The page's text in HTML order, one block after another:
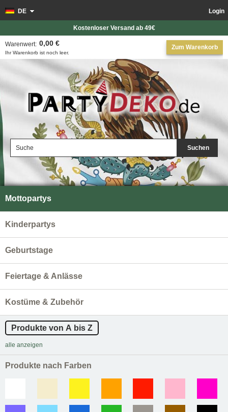
Suchen
Login
DE
Zum Warenkorb
Ihr Warenkorb ist noch leer.
Warenwert: 0,00 €
Kostenloser Versand ab 49€
Mottopartys
Kinderpartys
Geburtstage
Feiertage & Anlässe
Kostüme & Zubehör
Produkte von A bis Z
alle anzeigen
Produkte nach Farben